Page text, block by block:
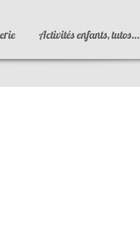
Activités enfants, tutos…